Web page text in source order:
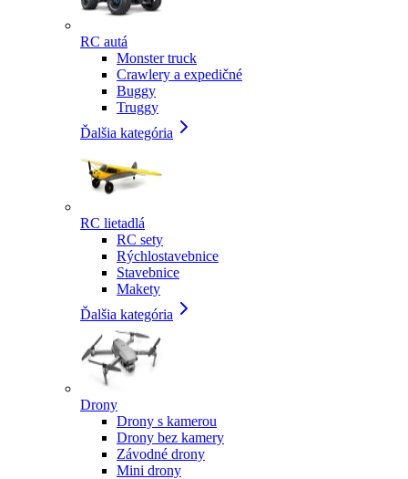
RC autá
Monster truck
Crawlery a expedičné
Buggy
Truggy
Ďalšia kategória
RC lietadlá
RC sety
Rýchlostavebnice
Stavebnice
Makety
Ďalšia kategória
Drony
Drony s kamerou
Drony bez kamery
Závodné drony
Mini drony